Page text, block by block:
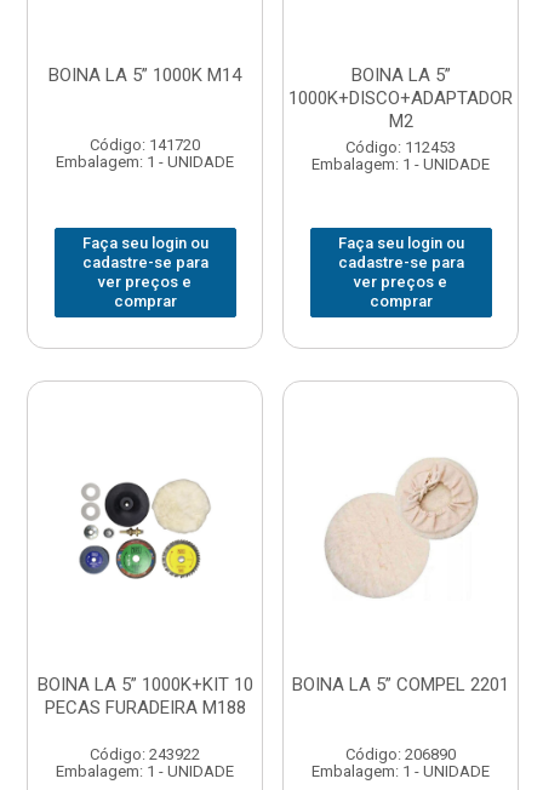
BOINA LA 5” 1000K M14
Código: 141720
Embalagem: 1 - UNIDADE
Faça seu login ou
cadastre-se para
ver preços e
comprar
BOINA LA 5”
1000K+DISCO+ADAPTADOR
M2
Código: 112453
Embalagem: 1 - UNIDADE
Faça seu login ou
cadastre-se para
ver preços e
comprar
BOINA LA 5” 1000K+KIT 10
PECAS FURADEIRA M188
Código: 243922
Embalagem: 1 - UNIDADE
BOINA LA 5” COMPEL 2201
Código: 206890
Embalagem: 1 - UNIDADE